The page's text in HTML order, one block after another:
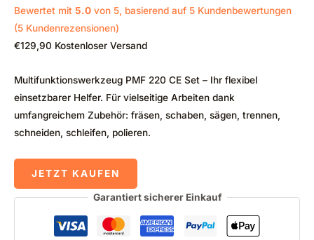
Bewertet mit 5.0 von 5, basierend auf 5 Kundenbewertungen
(5 Kundenrezensionen)
€129,90 Kostenloser Versand
Multifunktionswerkzeug PMF 220 CE Set – Ihr flexibel
einsetzbarer Helfer. Für vielseitige Arbeiten dank
umfangreichem Zubehör: fräsen, schaben, sägen, trennen,
schneiden, schleifen, polieren.
JETZT KAUFEN
Garantiert sicherer Einkauf